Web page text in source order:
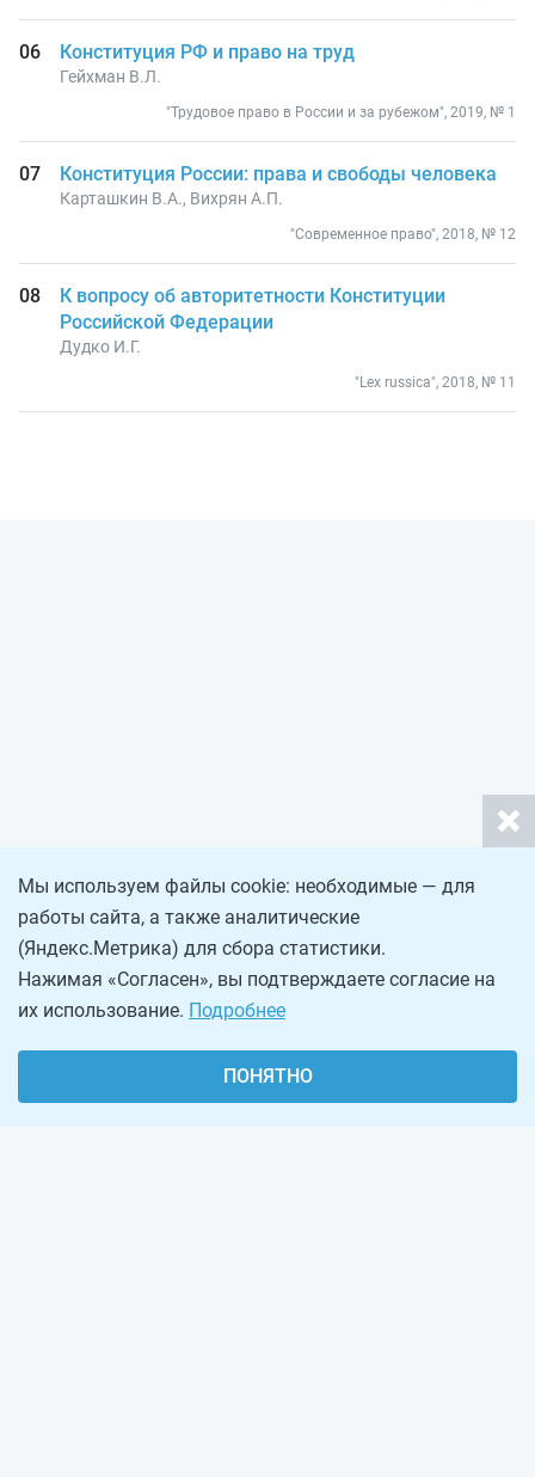
Конституция РФ и право на труд
Гейхман В.Л.
"Трудовое право в России и за рубежом", 2019, № 1
Конституция России: права и свободы человека
Карташкин В.А., Вихрян А.П.
"Современное право", 2018, № 12
К вопросу об авторитетности Конституции
Российской Федерации
Дудко И.Г.
"Lex russica", 2018, № 11
Мы используем файлы cookie: необходимые — для
работы сайта, а также аналитические
(Яндекс.Метрика) для сбора статистики.
Нажимая «Согласен», вы подтверждаете согласие на
их использование. Подробнее
ПОНЯТНО